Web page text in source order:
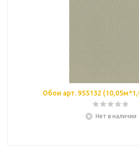
Обои арт. 955132
Нет в наличии